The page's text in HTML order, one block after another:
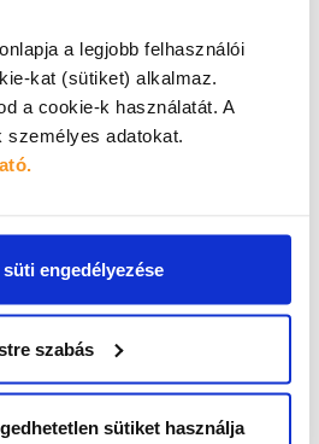
a legjobb felhasználói
kat (sütiket) alkalmaz.
a cookie-k használatát. A
személyes adatokat.
engedélyezése
szabás
sütiket használja
FESTÉKEK
a
sztárjait
nálunk az jelenti, hogy több mint
és szanitert nézhetsz meg
mikor jönnél, egy profi 3D